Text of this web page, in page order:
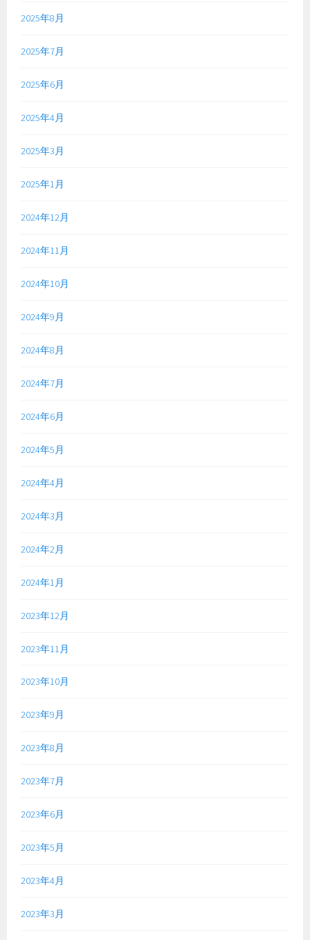
2025年8月
2025年7月
2025年6月
2025年4月
2025年3月
2025年1月
2024年12月
2024年11月
2024年10月
2024年9月
2024年8月
2024年7月
2024年6月
2024年5月
2024年4月
2024年3月
2024年2月
2024年1月
2023年12月
2023年11月
2023年10月
2023年9月
2023年8月
2023年7月
2023年6月
2023年5月
2023年4月
2023年3月